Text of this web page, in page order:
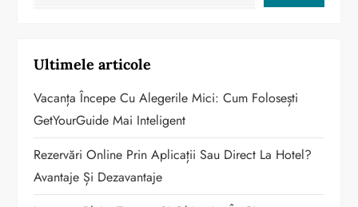
Ultimele articole
Vacanța Începe Cu Alegerile Mici: Cum Folosești
GetYourGuide Mai Inteligent
Rezervări Online Prin Aplicații Sau Direct La Hotel?
Avantaje Și Dezavantaje